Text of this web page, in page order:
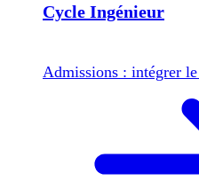
Cycle Ingénieur
Admissions : intégrer